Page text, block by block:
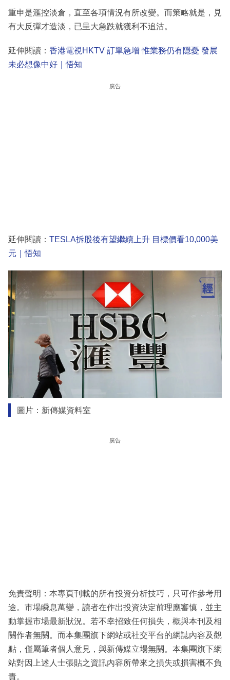
重申是滙控淡倉，直至各項情況有所改變。而策略就是，見
有大反彈才造淡，已呈大急跌就獲利不追沽。
延伸閱讀： 香港電視HKTV 訂單急增 惟業務仍有隱憂 發展
未必想像中好｜悟知
廣告
延伸閱讀： TESLA拆股後有望繼續上升 目標價看10,000美
元｜悟知
圖片：新傳媒資料室
廣告
免責聲明：本專頁刊載的所有投資分析技巧，只可作參考用
途。市場瞬息萬變，讀者在作出投資決定前理應審慎，並主
動掌握市場最新狀況。若不幸招致任何損失，概與本刊及相
關作者無關。而本集團旗下網站或社交平台的網誌內容及觀
點，僅屬筆者個人意見，與新傳媒立場無關。本集團旗下網
站對因上述人士張貼之資訊內容所帶來之損失或損害概不負
責。